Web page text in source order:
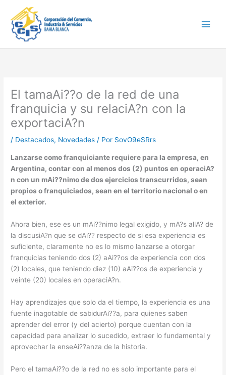
contenido
El tamaAi??o de la red de una
franquicia y su relaciA?n con la
exportaciA?n
/ Destacados, Novedades / Por SovO9eSRrs
Lanzarse como franquiciante requiere para la empresa, en
Argentina, contar con al menos dos (2) puntos en operaciA?
n con un mAi??nimo de dos ejercicios transcurridos, sean
propios o franquiciados, sean en el territorio nacional o en
el exterior.
Ahora bien, ese es un mAi??nimo legal exigido, y mA?s allA? de
la discusiA?n que se dAi?? respecto de si esa experiencia es
suficiente, claramente no es lo mismo lanzarse a otorgar
franquicias teniendo dos (2) aAi??os de experiencia con dos
(2) locales, que teniendo diez (10) aAi??os de experiencia y
veinte (20) locales en operaciA?n.
Hay aprendizajes que solo da el tiempo, la experiencia es una
fuente inagotable de sabidurAi??a, para quienes saben
aprender del error (y del acierto) porque cuentan con la
capacidad para analizar lo sucedido, extraer lo fundamental y
aprovechar la enseAi??anza de la historia.
Pero el tamaAi??o de la red no es solo importante para el